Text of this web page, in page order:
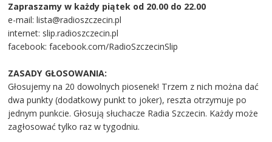
Zapraszamy w każdy piątek od 20.00 do 22.00
e-mail: lista@radioszczecin.pl
internet: slip.radioszczecin.pl
facebook: facebook.com/RadioSzczecinSlip
ZASADY GŁOSOWANIA:
Głosujemy na 20 dowolnych piosenek! Trzem z nich można dać
dwa punkty (dodatkowy punkt to joker), reszta otrzymuje po
jednym punkcie. Głosują słuchacze Radia Szczecin. Każdy może
zagłosować tylko raz w tygodniu.